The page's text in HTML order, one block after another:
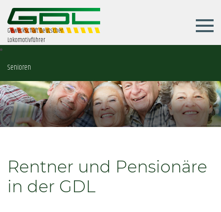
Gewerkschaft Deutscher
Lokomotivführer
Senioren
Rentner und Pensionäre
in der GDL